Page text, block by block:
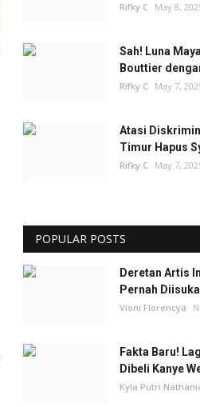
Rifky C May 8,
Sah! Luna
Bouttier
Rifky C May 7,
Atasi
Timur Hapus
Rifky C May 7,
POPULAR POSTS
Deretan Artis
Pernah
Vioni Florencya
Fakta Baru!
Dibeli Kanye
Kyla Putri